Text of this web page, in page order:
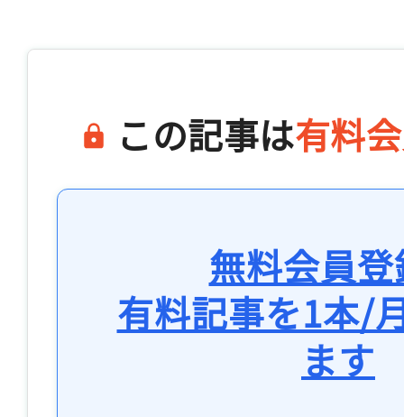
この記事は有料
無料会員
有料記事を1本/
ます